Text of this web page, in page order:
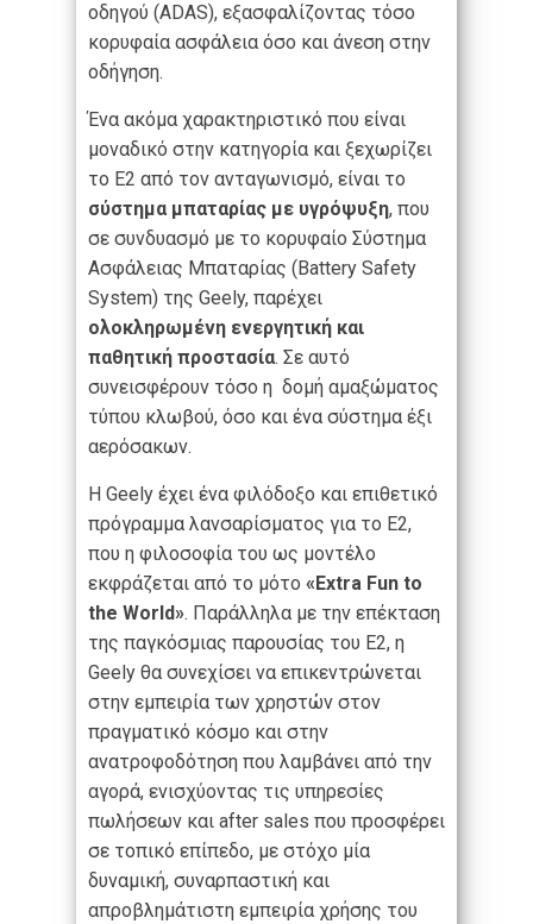
οδηγού (ADAS), εξασφαλίζοντας τόσο
κορυφαία ασφάλεια όσο και άνεση στην
οδήγηση.
Ένα ακόμα χαρακτηριστικό που είναι
μοναδικό στην κατηγορία και ξεχωρίζει
το E2 από τον ανταγωνισμό, είναι το
σύστημα μπαταρίας με υγρόψυξη, που
σε συνδυασμό με το κορυφαίο Σύστημα
Ασφάλειας Μπαταρίας (Battery Safety
System) της Geely, παρέχει
ολοκληρωμένη ενεργητική και
παθητική προστασία. Σε αυτό
συνεισφέρουν τόσο η δομή αμαξώματος
τύπου κλωβού, όσο και ένα σύστημα έξι
αερόσακων.
Η Geely έχει ένα φιλόδοξο και επιθετικό
πρόγραμμα λανσαρίσματος για το E2,
που η φιλοσοφία του ως μοντέλο
εκφράζεται από το μότο «Extra Fun to
the World». Παράλληλα με την επέκταση
της παγκόσμιας παρουσίας του E2, η
Geely θα συνεχίσει να επικεντρώνεται
στην εμπειρία των χρηστών στον
πραγματικό κόσμο και στην
ανατροφοδότηση που λαμβάνει από την
αγορά, ενισχύοντας τις υπηρεσίες
πωλήσεων και after sales που προσφέρει
σε τοπικό επίπεδο, με στόχο μία
δυναμική, συναρπαστική και
απροβλημάτιστη εμπειρία χρήσης του